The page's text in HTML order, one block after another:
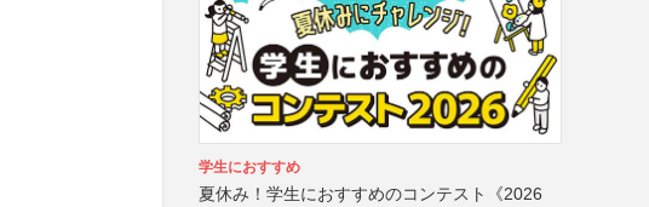
学生におすすめ
夏休み！学生におすすめのコンテスト《2026